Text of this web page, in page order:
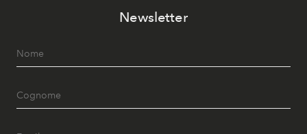
Newsletter